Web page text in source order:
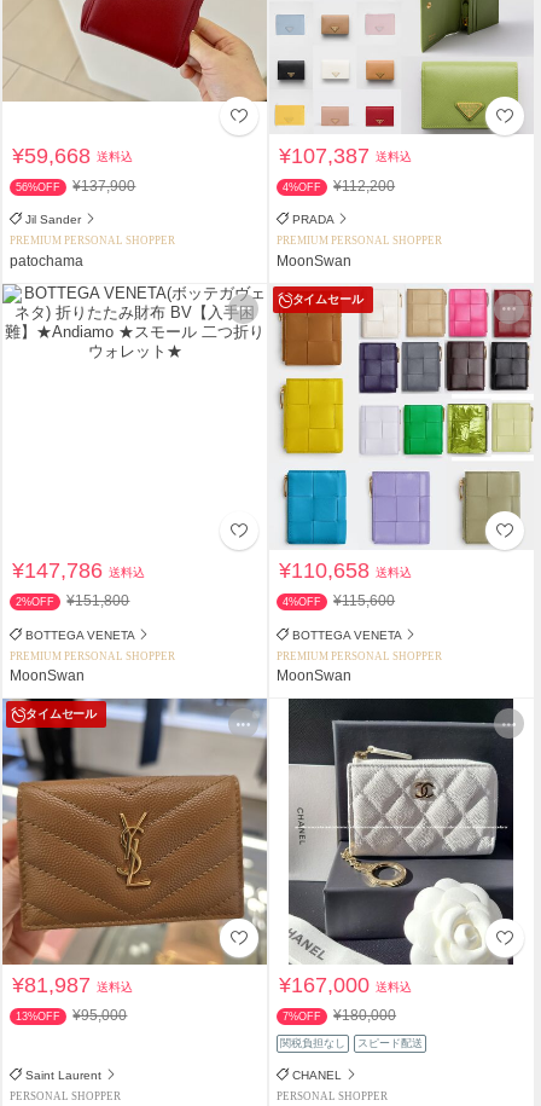
¥59,668送料込
56%OFF ¥137,900
Jil Sander
PREMIUM PERSONAL SHOPPER
patochama
¥107,387送料込
4%OFF ¥112,200
PRADA
PREMIUM PERSONAL SHOPPER
MoonSwan
¥147,786送料込
2%OFF ¥151,800
BOTTEGA VENETA
PREMIUM PERSONAL SHOPPER
MoonSwan
タイムセール
¥110,658送料込
4%OFF ¥115,600
BOTTEGA VENETA
PREMIUM PERSONAL SHOPPER
MoonSwan
タイムセール
¥81,987送料込
13%OFF ¥95,000
Saint Laurent
PERSONAL SHOPPER
¥167,000送料込
7%OFF ¥180,000
関税負担なし スピード配送
CHANEL
PERSONAL SHOPPER